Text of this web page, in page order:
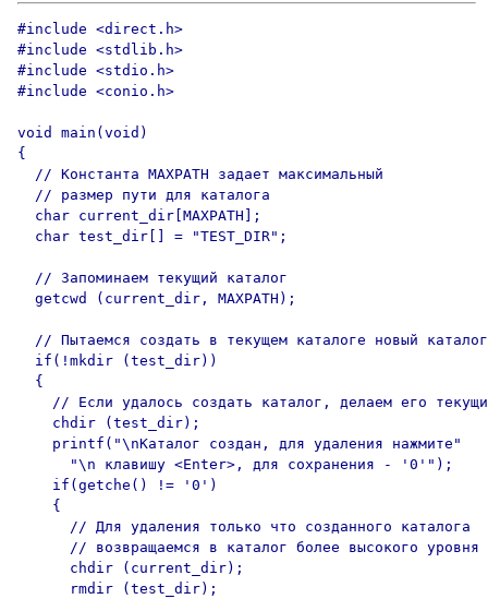
#include <direct.h>
#include <stdlib.h>
#include <stdio.h>
#include <conio.h>
void main(void)
{
  // Константа MAXPATH задает максимальный
  // размер пути для каталога
  char current_dir[MAXPATH];
  char test_dir[] = "TEST_DIR";
  // Запоминаем текущий каталог
  getcwd (current_dir, MAXPATH);
  // Пытаемся создать в текущем каталоге новый каталог
  if(!mkdir (test_dir))
  {
// Если удалось создать каталог, делаем его
    chdir (test_dir);
    printf("\nКаталог создан, для удаления нажмите"
      "\n клавишу <Enter>, для сохранения - '0'");
    if(getche() != '0')
    {
      // Для удаления только что созданного каталога
      // возвращаемся в каталог более высокого уровня
      chdir (current_dir);
      rmdir (test_dir);